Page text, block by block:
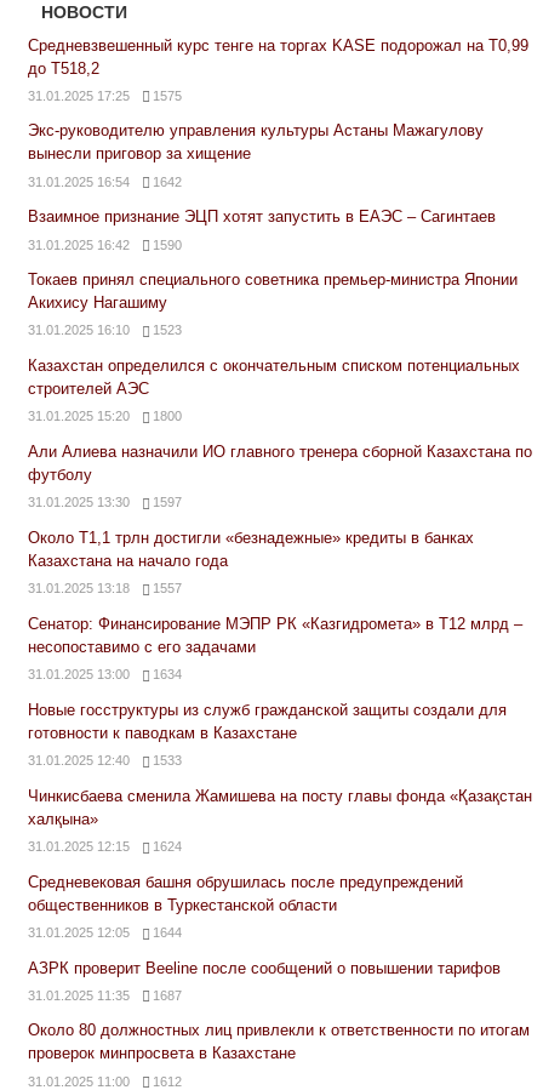
НОВОСТИ
Средневзвешенный курс тенге на торгах KASE подорожал на Т0,99
до Т518,2
31.01.2025 17:25 1575
Экс-руководителю управления культуры Астаны Мажагулову
вынесли приговор за хищение
31.01.2025 16:54 1642
Взаимное признание ЭЦП хотят запустить в ЕАЭС – Сагинтаев
31.01.2025 16:42 1590
Токаев принял специального советника премьер-министра Японии
Акихису Нагашиму
31.01.2025 16:10 1523
Казахстан определился с окончательным списком потенциальных
строителей АЭС
31.01.2025 15:20 1800
Али Алиева назначили ИО главного тренера сборной Казахстана по
футболу
31.01.2025 13:30 1597
Около Т1,1 трлн достигли «безнадежные» кредиты в банках
Казахстана на начало года
31.01.2025 13:18 1557
Сенатор: Финансирование МЭПР РК «Казгидромета» в Т12 млрд –
несопоставимо с его задачами
31.01.2025 13:00 1634
Новые госструктуры из служб гражданской защиты создали для
готовности к паводкам в Казахстане
31.01.2025 12:40 1533
Чинкисбаева сменила Жамишева на посту главы фонда «Қазақстан
халқына»
31.01.2025 12:15 1624
Средневековая башня обрушилась после предупреждений
общественников в Туркестанской области
31.01.2025 12:05 1644
АЗРК проверит Beeline после сообщений о повышении тарифов
31.01.2025 11:35 1687
Около 80 должностных лиц привлекли к ответственности по итогам
проверок минпросвета в Казахстане
31.01.2025 11:00 1612